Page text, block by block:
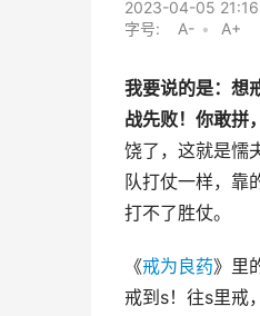
2023-04-05 21:16
字号:
A- • A+
我要说的是：想
战先败！你敢拼
饶了，这就是懦
队打仗一样，靠
打不了胜仗。
《戒为良药》里
戒到s！往s里戒